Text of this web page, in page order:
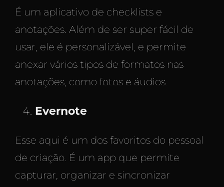
É um aplicativo de checklists e
anotações. Além de ser super fácil de
usar, ele é personalizável, e permite
anexar vários tipos de formatos nas
anotações, como fotos e áudios.
Evernote
Esse aqui é um dos favoritos do pessoal
de criação. É um app que permite
capturar, organizar e sincronizar